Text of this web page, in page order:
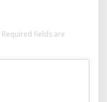
Required fields are